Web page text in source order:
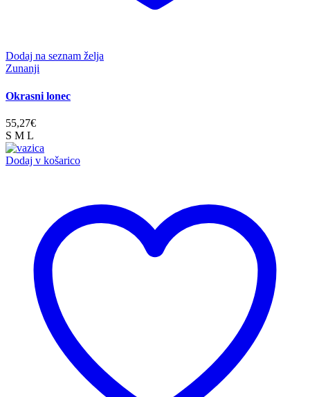
Dodaj na seznam želja
Zunanji
Okrasni lonec
55,27€
S M L
Dodaj v košarico